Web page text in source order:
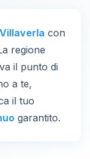
Villaverla con
regione
il punto di
a te,
il tuo
garantito.